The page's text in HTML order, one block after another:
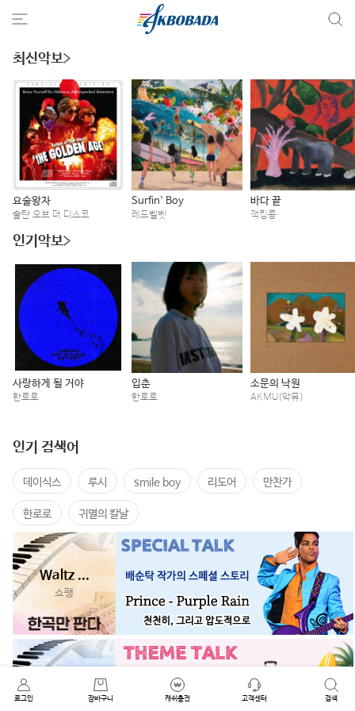
최신악보
요술왕자
술탄 오브 더 디스코
Surfin' Boy
레드벨벳
바다 끝
잭킹콩
인기악보
사랑하게 될 거야
한로로
입춘
한로로
소문의 낙원
AKMU(악뮤)
인기 검색어
데이식스 루시 smile boy 리도어 만찬가
한로로 귀멸의 칼날
Waltz ...
쇼팽
로그인 장바구니 캐쉬충전 고객센터 검색